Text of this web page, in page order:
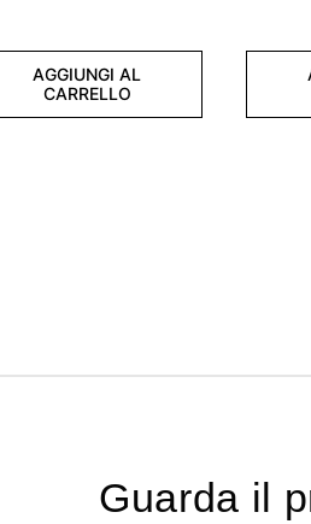
AGGIUNGI AL
CARRELLO
Guarda il